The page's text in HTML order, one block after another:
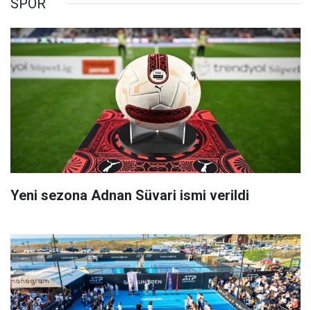
SPOR
Yeni sezona Adnan Süvari ismi verildi